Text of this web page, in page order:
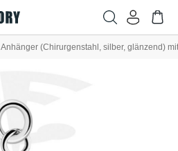
Anhänger (Chirurgenstahl, silber, glänzend)